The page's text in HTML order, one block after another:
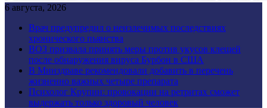
6 августа, 2026
Врач предупредил о неизлечимых последствиях
хронического пьянства
ВОЗ призвала принять меры против укусов клещей
после обнаружения вируса Бурбон в США
В Минздраве рекомендовали добавить в перечень
жизненно важных четыре препарата
Психолог Крупин: провокации на ретритах сможет
выдержать только здоровый человек